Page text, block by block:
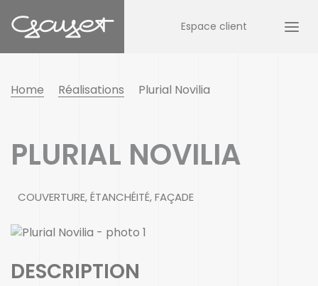
Espace client
Home Réalisations Plurial Novilia
PLURIAL NOVILIA
COUVERTURE, ÉTANCHÉITÉ, FAÇADE
DESCRIPTION